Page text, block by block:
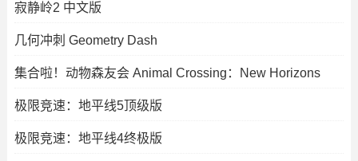
寂静岭2 中文版
几何冲刺 Geometry Dash
集合啦！动物森友会 Animal Crossing：New Horizons
极限竞速：地平线5顶级版
极限竞速：地平线4终极版